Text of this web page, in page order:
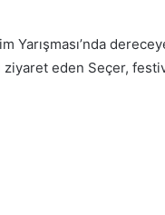
Yarışması’nda
eden Seçer,